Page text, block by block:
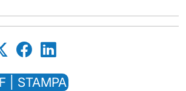
| STAMPA